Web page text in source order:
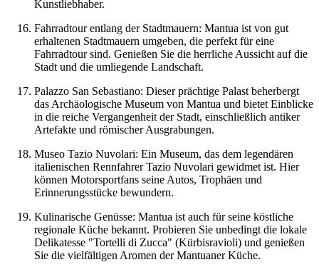
Kunstliebhaber.
Fahrradtour entlang der Stadtmauern: Mantua ist von gut
erhaltenen Stadtmauern umgeben, die perfekt für eine
Fahrradtour sind. Genießen Sie die herrliche Aussicht auf die
Stadt und die umliegende Landschaft.
Palazzo San Sebastiano: Dieser prächtige Palast beherbergt
das Archäologische Museum von Mantua und bietet Einblicke
in die reiche Vergangenheit der Stadt, einschließlich antiker
Artefakte und römischer Ausgrabungen.
Museo Tazio Nuvolari: Ein Museum, das dem legendären
italienischen Rennfahrer Tazio Nuvolari gewidmet ist. Hier
können Motorsportfans seine Autos, Trophäen und
Erinnerungsstücke bewundern.
Kulinarische Genüsse: Mantua ist auch für seine köstliche
regionale Küche bekannt. Probieren Sie unbedingt die lokale
Delikatesse "Tortelli di Zucca" (Kürbisravioli) und genießen
Sie die vielfältigen Aromen der Mantuaner Küche.